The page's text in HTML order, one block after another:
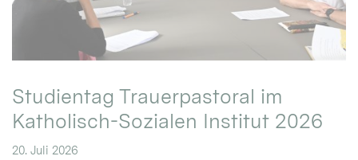
Studientag Trauerpastoral im
Katholisch-Sozialen Institut 2026
20. Juli 2026